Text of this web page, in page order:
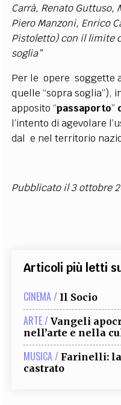
Carrà, Renato Guttuso,
Piero Manzoni, Enrico
Pistoletto) con il limite
soglia”
Per le opere soggette
quelle “sopra soglia”),
apposito “passaporto”
l’intento di agevolare
dal e nel territorio
Pubblicato il 3 ottobre
Articoli più letti
CINEMA / Il Socio
ARTE / Vangeli
nell’arte e nella
MUSICA / Farinelli: la
castrato